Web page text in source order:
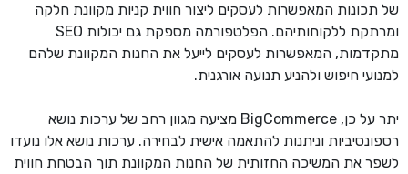
של תכונות המאפשרות לעסקים ליצור חווית קניות מקוונת חלקה
ומרתקת ללקוחותיהם. הפלטפורמה מספקת גם יכולות SEO
מתקדמות, המאפשרות לעסקים לייעל את החנות המקוונת שלהם
למנועי חיפוש ולהניע תנועה אורגנית.
יתר על כן, BigCommerce מציעה מגוון רחב של ערכות נושא
רספונסיביות וניתנות להתאמה אישית לבחירה. ערכות נושא אלו נועדו
לשפר את המשיכה החזותית של החנות המקוונת תוך הבטחת חווית